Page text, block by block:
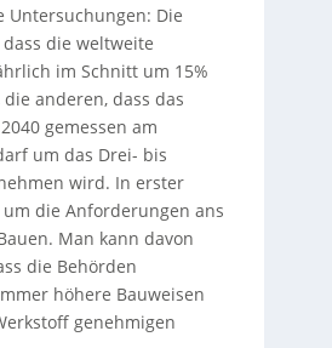
Untersuchungen: Die
die weltweite
im Schnitt um 15%
anderen, dass das
gemessen am
um das Drei- bis
wird. In erster
um die Anforderungen ans
Man kann davon
die Behörden
höhere Bauweisen
genehmigen